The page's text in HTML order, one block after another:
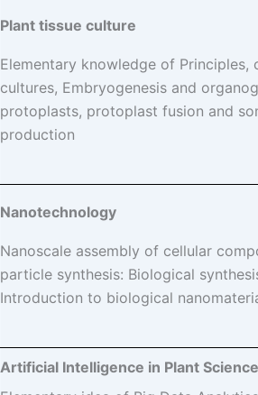
Plant tissue culture
Elementary knowledge of
cultures, Embryogenesis and
protoplasts, protoplast fusion and
production
Nanotechnology
Nanoscale assembly of cellular
particle synthesis: Biological
Introduction to biological
Artificial Intelligence in Plant